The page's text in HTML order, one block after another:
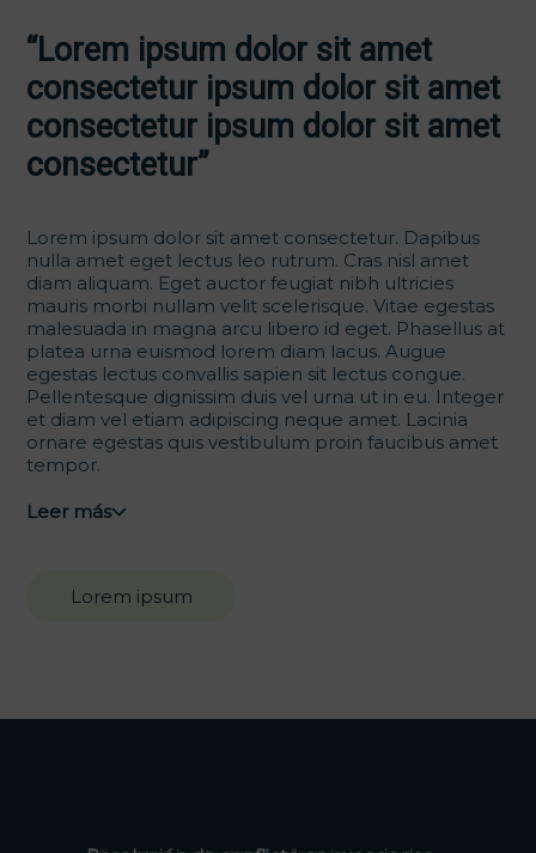
“Lorem ipsum dolor sit amet
consectetur ipsum dolor sit amet
consectetur ipsum dolor sit amet
consectetur”
Lorem ipsum dolor sit amet consectetur. Dapibus
nulla amet eget lectus leo rutrum. Cras nisl amet
diam aliquam. Eget auctor feugiat nibh ultricies
mauris morbi nullam velit scelerisque. Vitae egestas
malesuada in magna arcu libero id eget. Phasellus at
platea urna euismod lorem diam lacus. Augue
egestas lectus convallis sapien sit lectus congue.
Pellentesque dignissim duis vel urna ut in eu. Integer
et diam vel etiam adipiscing neque amet. Lacinia
ornare egestas quis vestibulum proin faucibus amet
tempor.
Leer más
Lorem ipsum